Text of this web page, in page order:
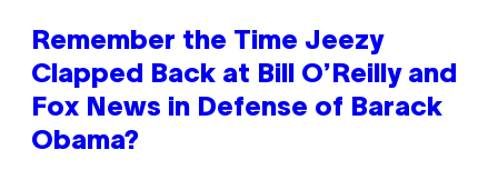
Remember the Time Jeezy
Clapped Back at Bill O’Reilly and
Fox News in Defense of Barack
Obama?